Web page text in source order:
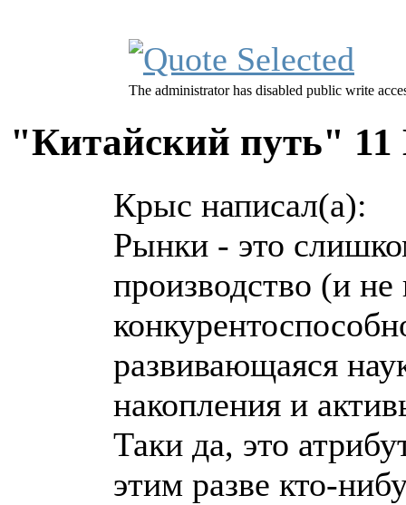
The administrator has disabled public write
"Китайский путь"
Крыс написал(а):
Рынки - это
производство (и не
развивающаяся
накопления и
Таки да, это
этим разве кто-